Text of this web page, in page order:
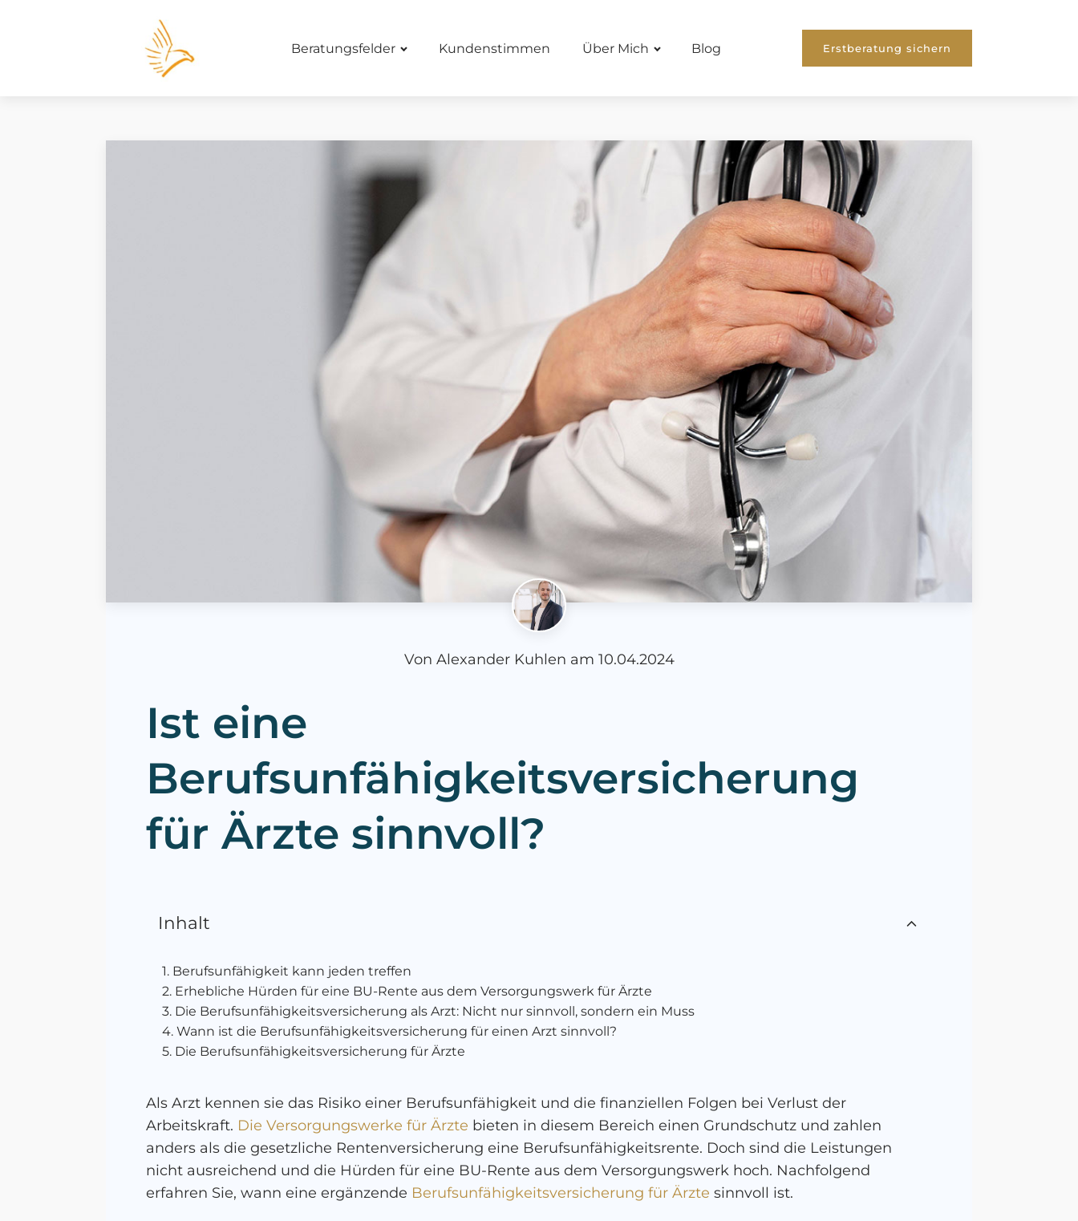
Beratungsfelder Kundenstimmen Über Mich Blog Erstberatung sichern
Von Alexander Kuhlen am 10.04.2024
Ist eine
Berufsunfähigkeitsversicherung
für Ärzte sinnvoll?
Inhalt
Berufsunfähigkeit kann jeden treffen
Erhebliche Hürden für eine BU-Rente aus dem Versorgungswerk für Ärzte
Die Berufsunfähigkeitsversicherung als Arzt: Nicht nur sinnvoll, sondern ein Muss
Wann ist die Berufsunfähigkeitsversicherung für einen Arzt sinnvoll?
Die Berufsunfähigkeitsversicherung für Ärzte
Als Arzt kennen sie das Risiko einer Berufsunfähigkeit und die finanziellen Folgen bei Verlust der
Arbeitskraft. Die Versorgungswerke für Ärzte bieten in diesem Bereich einen Grundschutz und zahlen
anders als die gesetzliche Rentenversicherung eine Berufsunfähigkeitsrente. Doch sind die Leistungen
nicht ausreichend und die Hürden für eine BU-Rente aus dem Versorgungswerk hoch. Nachfolgend
erfahren Sie, wann eine ergänzende Berufsunfähigkeitsversicherung für Ärzte sinnvoll ist.